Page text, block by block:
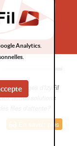
les avantages d'IzyFil
aux autres solutions
En savoir plus
Analytics.